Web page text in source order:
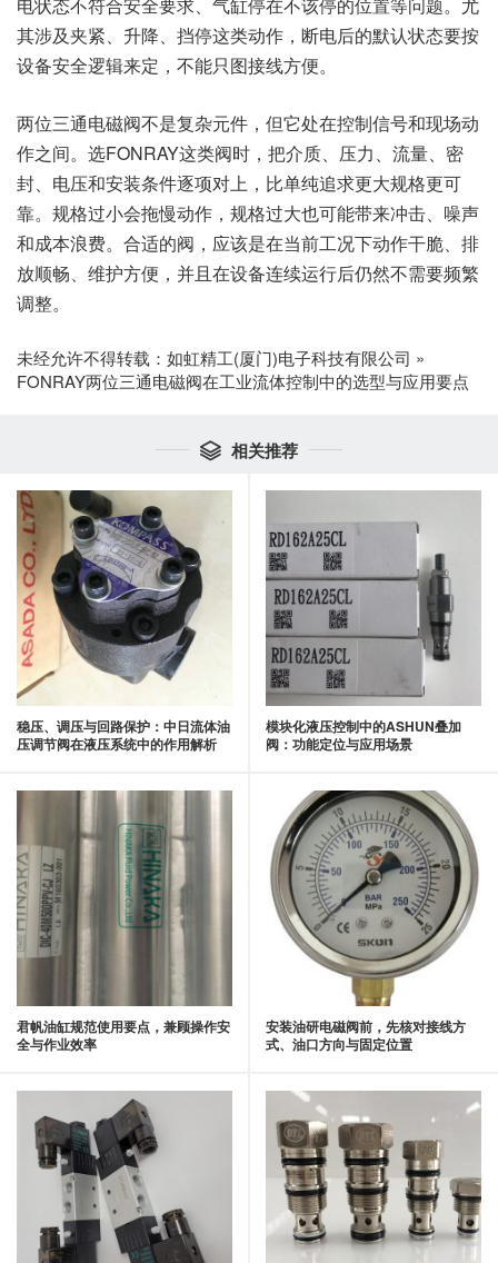
其涉及夹紧、升降、挡停这类动作，断电后的默认状态要按
设备安全逻辑来定，不能只图接线方便。
两位三通电磁阀不是复杂元件，但它处在控制信号和现场动
作之间。选FONRAY这类阀时，把介质、压力、流量、密
封、电压和安装条件逐项对上，比单纯追求更大规格更可
靠。规格过小会拖慢动作，规格过大也可能带来冲击、噪声
和成本浪费。合适的阀，应该是在当前工况下动作干脆、排
放顺畅、维护方便，并且在设备连续运行后仍然不需要频繁
调整。
未经允许不得转载： 如虹精工(厦门)电子科技有限公司 »
FONRAY两位三通电磁阀在工业流体控制中的选型与应用要点
 相关推荐
稳压、调压与回路保护：中日流体油
压调节阀在液压系统中的作用解析
模块化液压控制中的ASHUN叠加
阀：功能定位与应用场景
君帆油缸规范使用要点，兼顾操作安
全与作业效率
安装油研电磁阀前，先核对接线方
式、油口方向与固定位置